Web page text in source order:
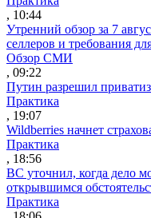
, 10:44
Утренний обзор за 7
селлеров и требования
Обзор СМИ
, 09:22
Путин разрешил
Практика
, 19:07
Wildberries начнет
Практика
, 18:56
ВС уточнил, когда дело
открывшимся
Практика